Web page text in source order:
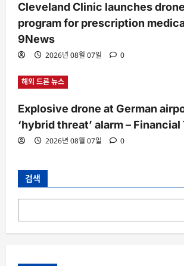
Cleveland Clinic launches
program for prescription
9News
2026년 08월 07일 0
해외 드론 뉴스
Explosive drone at German
‘hybrid threat’ alarm –
2026년 08월 07일 0
검색